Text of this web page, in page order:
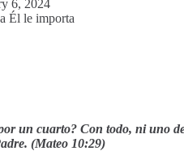
6, 2024
un cuarto? Con todo, ni uno
(Mateo 10:29)